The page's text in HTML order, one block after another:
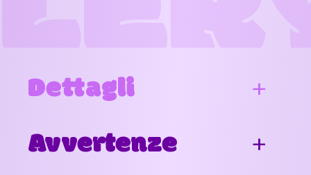
Dettagli
Avvertenze